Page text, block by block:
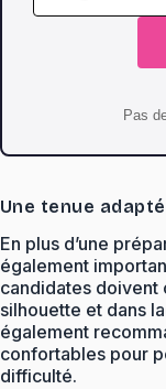
Pas
Une tenue
En plus d’une
également
candidates doivent
silhouette et dans
également
confortables pour
difficulté.